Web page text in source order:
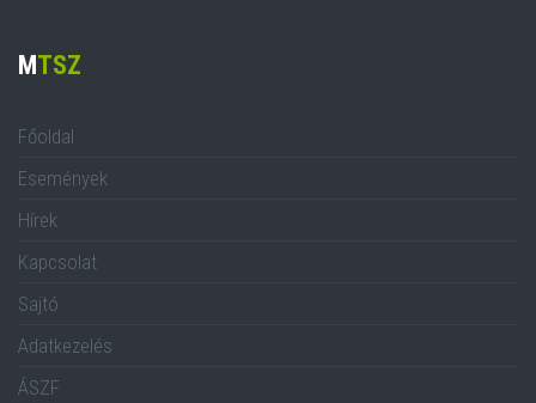
MTSZ
Főoldal
Események
Hírek
Kapcsolat
Sajtó
Adatkezelés
ÁSZF